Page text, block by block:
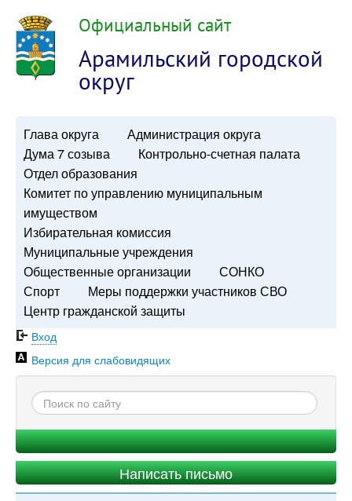
Официальный сайт
Арамильский городской
округ
Глава округа
Администрация округа
Дума 7 созыва
Контрольно-счетная палата
Отдел образования
Комитет по управлению муниципальным
имуществом
Избирательная комиссия
Муниципальные учреждения
Общественные организации
СОНКО
Спорт
Меры поддержки участников СВО
Центр гражданской защиты
Вход
Версия для слабовидящих
Написать письмо